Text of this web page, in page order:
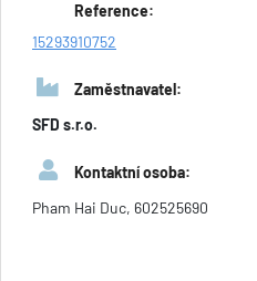
Reference:
15293910752
Zaměstnavatel:
SFD s.r.o.
Kontaktní osoba:
Pham Hai Duc, 602525690